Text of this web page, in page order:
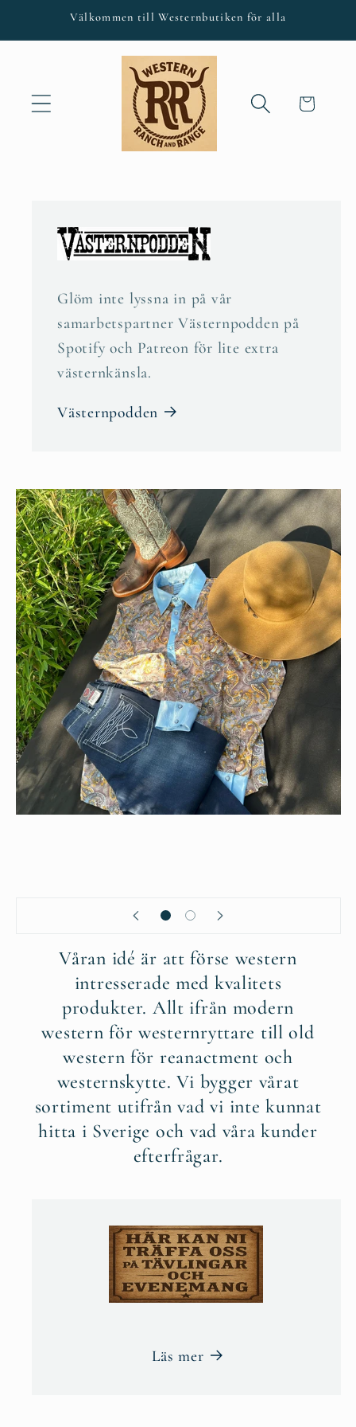
vidareVälkommen till Westernbutiken för alla
Varukorg
Glöm inte lyssna in på vår
samarbetspartner Västernpodden på
Spotify och Patreon för lite extra
västernkänsla.
Västernpodden
Våran idé är att förse western
intresserade med kvalitets
produkter. Allt ifrån modern
western för westernryttare till old
western för reanactment och
westernskytte. Vi bygger vårat
sortiment utifrån vad vi inte kunnat
hitta i Sverige och vad våra kunder
efterfrågar.
Läs mer